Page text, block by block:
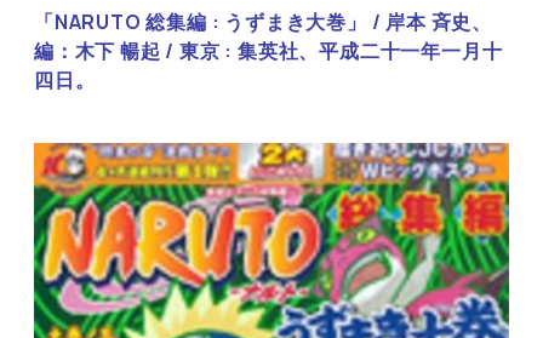
「NARUTO 総集編 : うずまき大巻」 / 岸本 斉史、
編：木下 暢起 / 東京 : 集英社、平成二十一年一月十
四日。